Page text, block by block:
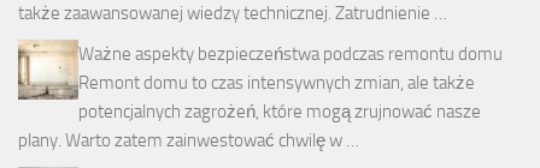
także zaawansowanej wiedzy technicznej. Zatrudnienie …
Ważne aspekty bezpieczeństwa podczas remontu domu
Remont domu to czas intensywnych zmian, ale także
potencjalnych zagrożeń, które mogą zrujnować nasze
plany. Warto zatem zainwestować chwilę w …